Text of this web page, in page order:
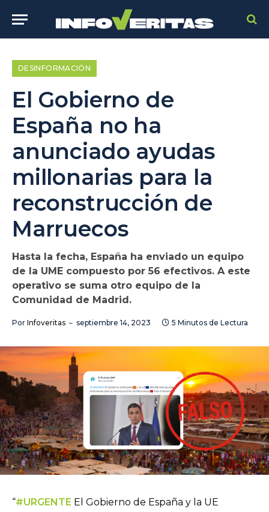
DESINFORMACIÓN
El Gobierno de
España no ha
anunciado ayudas
millonarias para la
reconstrucción de
Marruecos
Hasta la fecha, España ha enviado un equipo
de la UME compuesto por 56 efectivos. A este
operativo se suma otro equipo de la
Comunidad de Madrid.
Por Infoveritas septiembre 14, 2023 5 Minutos de Lectura
“#URGENTE El Gobierno de España y la UE